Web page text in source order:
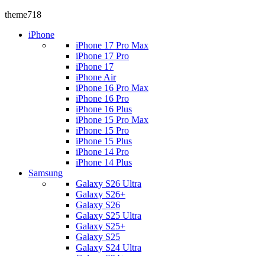
theme718
iPhone
iPhone 17 Pro Max
iPhone 17 Pro
iPhone 17
iPhone Air
iPhone 16 Pro Max
iPhone 16 Pro
iPhone 16 Plus
iPhone 15 Pro Max
iPhone 15 Pro
iPhone 15 Plus
iPhone 14 Pro
iPhone 14 Plus
Samsung
Galaxy S26 Ultra
Galaxy S26+
Galaxy S26
Galaxy S25 Ultra
Galaxy S25+
Galaxy S25
Galaxy S24 Ultra